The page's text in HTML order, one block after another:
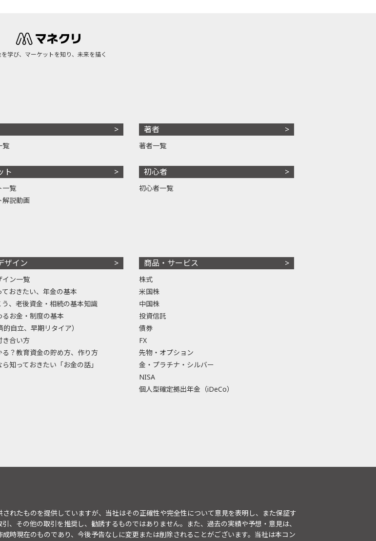
を学び、マーケットを知り、未来を描く
覧
ト
一覧
解説動画
著者
著者一覧
初心者
初心者一覧
ザイン
イン一覧
ておきたい、年金の基本
う、老後資金・相続の基本知識
るお金・制度の基本
的自立、早期リタイア）
き合い方
る？教育資金の貯め方、作り方
知っておきたい「お金の話」
商品・サービス
株式
米国株
中国株
投資信託
債券
FX
先物・オプション
金・プラチナ・シルバー
NISA
個人型確定拠出年金（iDeCo）
れたものを提供していますが、当社はその正確性や完全性について意見を表明し、また保証す
、その他の取引を推奨し、勧誘するものではありません。また、過去の実績や予想・意見は、
時現在のものであり、今後予告なしに変更または削除されることがございます。当社は本コン